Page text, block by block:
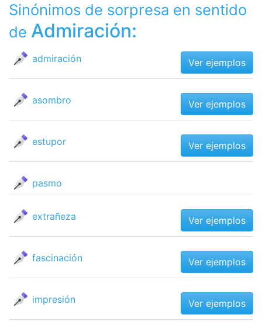
Sinónimos de sorpresa en sentido
de Admiración:
admiración Ver ejemplos
asombro Ver ejemplos
estupor Ver ejemplos
pasmo
extrañeza Ver ejemplos
fascinación Ver ejemplos
impresión Ver ejemplos